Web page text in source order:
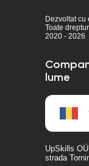
Dezvoltat cu
Toate
2020 - 2026
lume
UpSkills
strada